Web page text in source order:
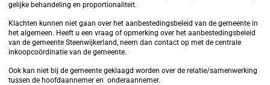
gelijke behandeling en proportionaliteit.
Klachten kunnen niet gaan over het aanbestedingsbeleid van de gemeente in
het algemeen. Heeft u een vraag of opmerking over het aanbestedingsbeleid
van de gemeente Steenwijkerland, neem dan contact op met de centrale
inkoopcoördinatie van de gemeente.
Ook kan niet bij de gemeente geklaagd worden over de relatie/samenwerking
tussen de hoofdaannemer en onderaannemer.